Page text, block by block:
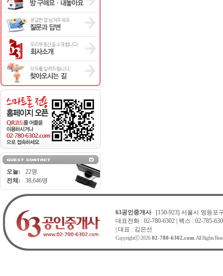
오늘:
22명
전체:
38,646명
63공인중개사[150-923] 서울시 영등포
대표전화 : 02-780-6302 | 팩스 : 02-785-
| 대표 : 김은선
Copyrightⓒ 2026 02-780-6302.com. All Rights